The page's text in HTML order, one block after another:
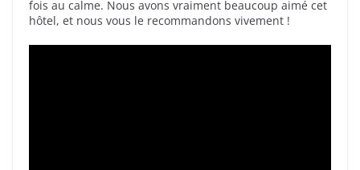
fois au calme. Nous avons vraiment beaucoup aimé cet
hôtel, et nous vous le recommandons vivement !